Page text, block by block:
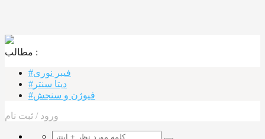
مطالب :‌ ‌‌
#فیبر نوری
#دیتا سنتر
#فیوژن و سنجش
ورود / ثبت نام